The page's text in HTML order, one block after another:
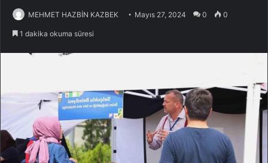
MEHMET HAZBİN KAZBEK Mayıs 27, 2024 0 0
1 dakika okuma süresi